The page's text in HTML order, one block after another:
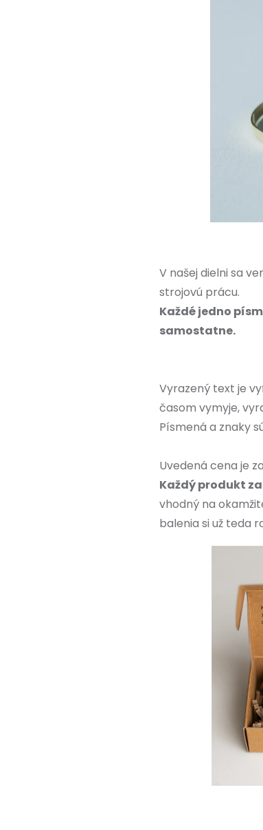
V našej dielni sa
strojovú prácu.
Každé jedno
samostatne.
Vyrazený text je
časom vymyje,
Písmená a znaky
Uvedená cena je
Každý produkt
vhodný na
balenia si už teda